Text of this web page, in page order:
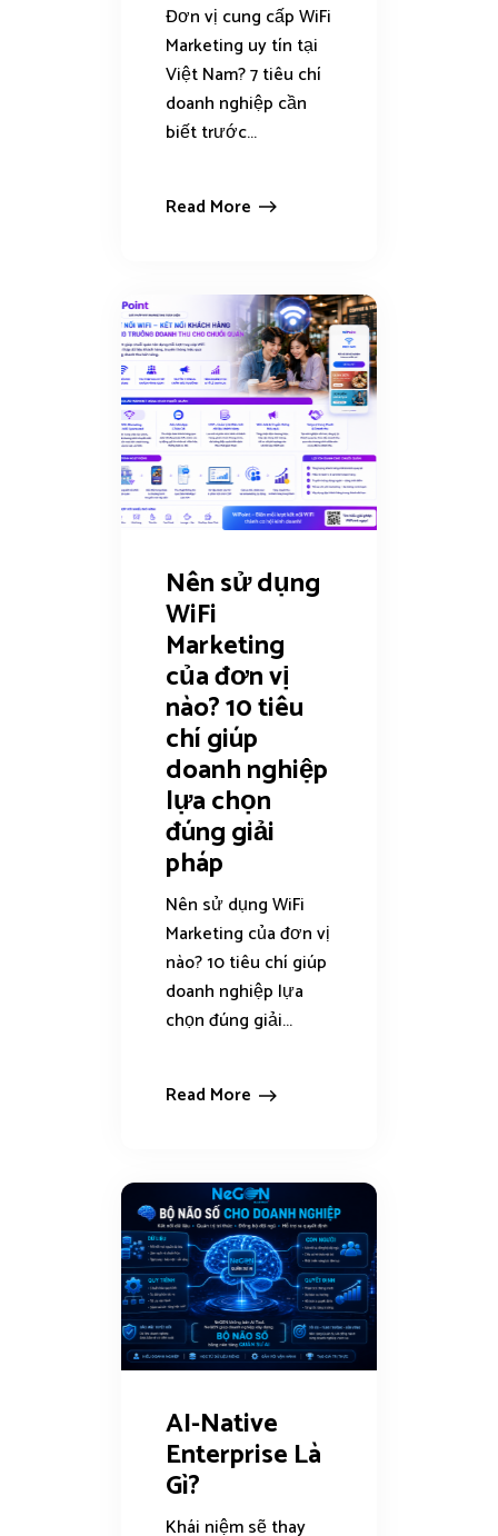
Đơn vị cung cấp WiFi
Marketing uy tín tại
Việt Nam? 7 tiêu chí
doanh nghiệp cần
biết trước...
Read More
Nên sử dụng
WiFi
Marketing
của đơn vị
nào? 10 tiêu
chí giúp
doanh nghiệp
lựa chọn
đúng giải
pháp
Nên sử dụng WiFi
Marketing của đơn vị
nào? 10 tiêu chí giúp
doanh nghiệp lựa
chọn đúng giải...
Read More
AI-Native
Enterprise Là
Gì?
Khái niệm sẽ thay